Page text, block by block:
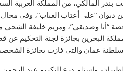
المالكي، من المملكة العربية
ديوان “على أعتاب الغياب”، وفي
وصديقي”، ومريم خليفة الشحي
البحرين بجائزة لجنة التحكيم عن
عمان والتي فازت بجائزة الشخصية
واستلم درع التكريم عبد الرحمن